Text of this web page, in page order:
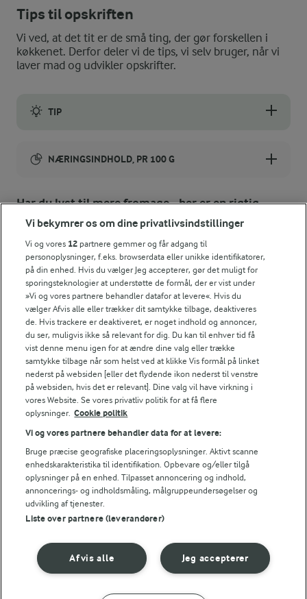
Tips til opskriften
Vi ved, at det tit er de små ting, der gør forskellen i
køkkenet. Derfor deler vi de tips, vi selv bruger, når vi
laver mad og udvikler opskrifter.
TIP
NÆRINGSINDHOLD, PR 100 G
569 kJ / 136 kcal
Energifordeling
ENERGI PR 100 G
Fiber:
1 g
Protein:
3 g
Fedt:
7,3 g
Kulhydrat:
14,6 g
Har du lyst til mere fromage - her er en rigtig
klassiker!
3 TIMER 25 MIN
Romfromage
Vi bekymrer os om dine privatlivsindstillinger
Vi og vores 12 partnere gemmer og får adgang til
personoplysninger, f.eks. browserdata eller unikke identifikatorer,
på din enhed. Hvis du vælger Jeg accepterer, gør det muligt for
sporingsteknologier at understøtte de formål, der er vist under
»Vi og vores partnere behandler datafor at levere«. Hvis du
vælger Afvis alle eller trækker dit samtykke tilbage, deaktiveres
de. Hvis trackere er deaktiveret, er noget indhold og annoncer,
du ser, muligvis ikke så relevant for dig. Du kan til enhver tid få
vist denne menu igen for at ændre dine valg eller trække
samtykke tilbage når som helst ved at klikke Vis formål på linket
nederst på websiden [eller det flydende ikon nederst til venstre
på websiden, hvis det er relevant]. Dine valg vil have virkning i
vores Website. Se vores privatliv politik for at få flere
oplysninger. Cookie politik
Vi og vores partnere behandler data for at levere:
Bruge præcise geografiske placeringsoplysninger. Aktivt scanne
enhedskarakteristika til identifikation. Opbevare og/eller tilgå
oplysninger på en enhed. Tilpasset annoncering og indhold,
annoncerings- og indholdsmåling, målgruppeundersøgelser og
udvikling af tjenester.
Liste over partnere (leverandører)
Jeg accepterer
Afvis alle